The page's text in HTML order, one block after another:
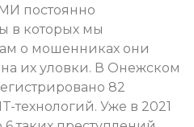
постоянно
в которых мы
о мошенниках они
их уловки. В Онежском
82
технологий. Уже в 2021